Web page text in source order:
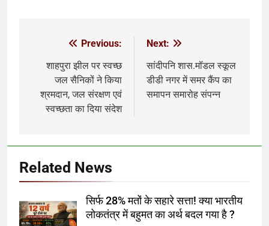
navigation
Previous:
शाहपुरा झील पर स्वच्छ
जल सैनिकों ने किया
श्रमदान, जल संरक्षण एवं
स्वच्छता का दिया संदेश
Next:
सांदीपनि शास.मॉडल स्कूल
डीडी नगर में समर कैंप का
समापन समारोह संपन्न
Related News
सिर्फ 28% मतों के सहारे सत्ता! क्या भारतीय
लोकतंत्र में बहुमत का अर्थ बदल गया है ?